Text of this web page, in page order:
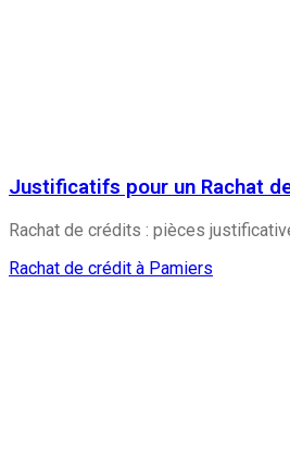
Justificatifs pour un Rachat
Rachat de crédits : pièces
Rachat de crédit à Pamiers